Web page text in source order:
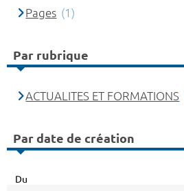
Pages (1)
Par rubrique
ACTUALITES ET FORMATIONS
Par date de création
Du